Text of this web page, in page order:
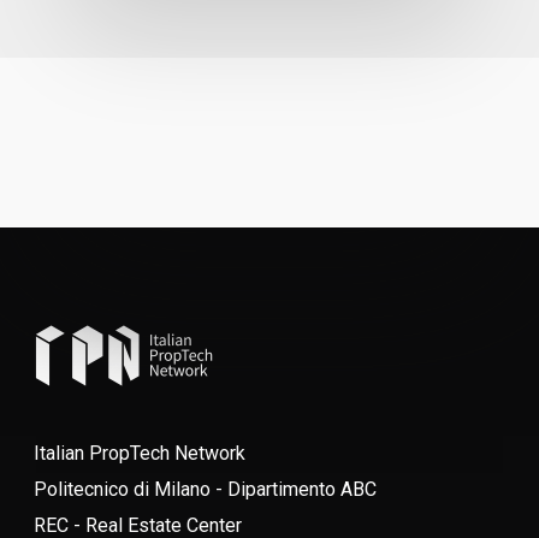
Italian PropTech Network
Politecnico di Milano - Dipartimento ABC
REC - Real Estate Center